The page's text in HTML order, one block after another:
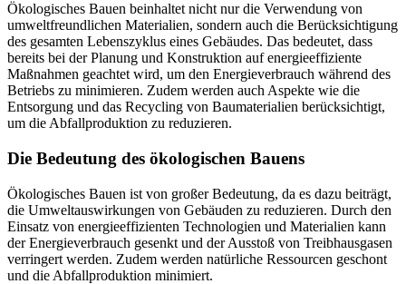
Ökologisches Bauen beinhaltet nicht nur die Verwendung von
umweltfreundlichen Materialien, sondern auch die Berücksichtigung
des gesamten Lebenszyklus eines Gebäudes. Das bedeutet, dass
bereits bei der Planung und Konstruktion auf energieeffiziente
Maßnahmen geachtet wird, um den Energieverbrauch während des
Betriebs zu minimieren. Zudem werden auch Aspekte wie die
Entsorgung und das Recycling von Baumaterialien berücksichtigt,
um die Abfallproduktion zu reduzieren.
Die Bedeutung des ökologischen Bauens
Ökologisches Bauen ist von großer Bedeutung, da es dazu beiträgt,
die Umweltauswirkungen von Gebäuden zu reduzieren. Durch den
Einsatz von energieeffizienten Technologien und Materialien kann
der Energieverbrauch gesenkt und der Ausstoß von Treibhausgasen
verringert werden. Zudem werden natürliche Ressourcen geschont
und die Abfallproduktion minimiert.